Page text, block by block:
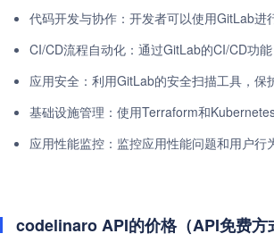
代码开发与协作：开发者可以使用GitLab
CI/CD流程自动化：通过GitLab的CI/CD功
应用安全：利用GitLab的安全扫描工具，
基础设施管理：使用Terraform和
应用性能监控：监控应用性能问题和用户行
codelinaro API的价格（API免费方